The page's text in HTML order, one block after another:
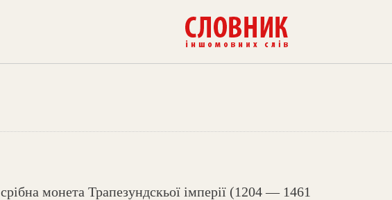
срібна монета Трапезундскьої імперії (1204 — 1461